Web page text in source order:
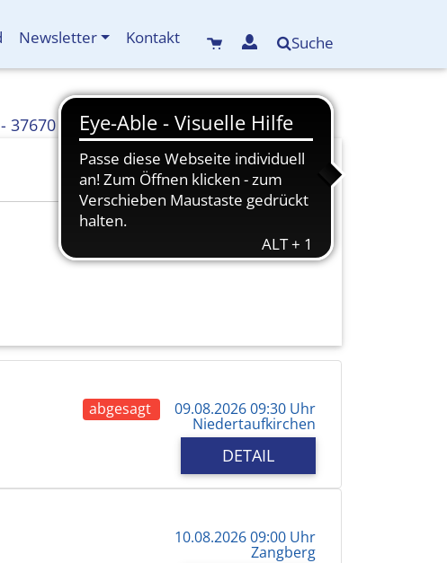
Newsletter Kontakt Suche
info(at)kreisbildungswerk-mdf.de
37670
abgesagt 09.08.2026 09:30 Uhr
Niedertaufkirchen
DETAIL
10.08.2026 09:00 Uhr
Zangberg